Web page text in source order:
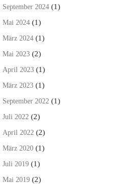
September 2024 (1)
Mai 2024 (1)
März 2024 (1)
Mai 2023 (2)
April 2023 (1)
März 2023 (1)
September 2022 (1)
Juli 2022 (2)
April 2022 (2)
März 2020 (1)
Juli 2019 (1)
Mai 2019 (2)